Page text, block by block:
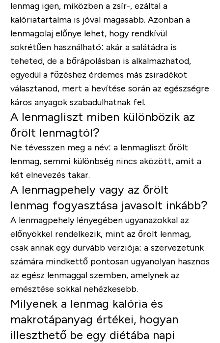
lenmag igen, miközben a zsír-, ezáltal a
kalóriatartalma is jóval magasabb. Azonban a
lenmagolaj előnye lehet, hogy rendkívül
sokrétűen használható: akár a salátádra is
teheted, de a bőrápolásban is alkalmazhatod,
egyedül a főzéshez érdemes más zsiradékot
választanod, mert a hevítése során az egészségre
káros anyagok szabadulhatnak fel.
A lenmagliszt miben különbözik az
őrölt lenmagtól?
Ne tévesszen meg a név: a lenmagliszt őrölt
lenmag, semmi különbség nincs aközött, amit a
két elnevezés takar.
A lenmagpehely vagy az őrölt
lenmag fogyasztása javasolt inkább?
A lenmagpehely lényegében ugyanazokkal az
előnyökkel rendelkezik, mint az őrölt lenmag,
csak annak egy durvább verziója: a szervezetünk
számára mindkettő pontosan ugyanolyan hasznos
az egész lenmaggal szemben, amelynek az
emésztése sokkal nehézkesebb.
Milyenek a lenmag kalória és
makrotápanyag értékei, hogyan
illeszthető be egy diétába napi